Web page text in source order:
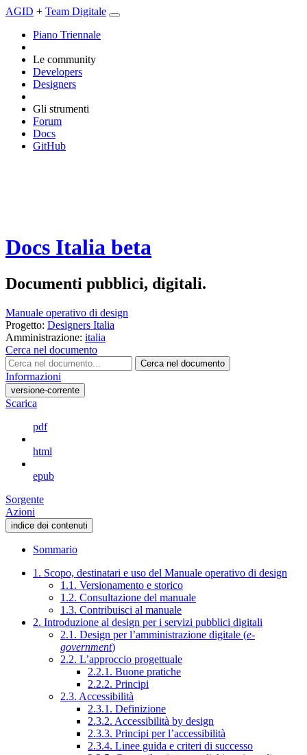
AGID + Team Digitale
Piano Triennale
Le community
Developers
Designers
Gli strumenti
Forum
Docs
GitHub
Docs Italia beta
Documenti pubblici, digitali.
Manuale operativo di design
Progetto: Designers Italia
Amministrazione: italia
Cerca nel documento
Cerca nel documento
Informazioni
versione-corrente
Scarica
pdf
html
epub
Sorgente
Azioni
indice dei contenuti
Sommario
1. Scopo, destinatari e uso del Manuale operativo di design
1.1. Versionamento e storico
1.2. Consultazione del manuale
1.3. Contribuisci al manuale
2. Introduzione al design per i servizi pubblici digitali
2.1. Design per l’amministrazione digitale (e-
government)
2.2. L’approccio progettuale
2.2.1. Buone pratiche
2.2.2. Principi
2.3. Accessibilità
2.3.1. Definizione
2.3.2. Accessibilità by design
2.3.3. Principi per l’accessibilità
2.3.4. Linee guida e criteri di successo